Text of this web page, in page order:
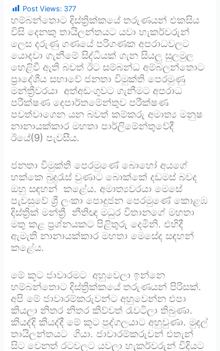
Post Views: 377
හම්බන්තොට දිස්ත්‍රික්කයේ තරුණයන් එකසිය
විසි දෙනකු තායිලන්තයට යවා හැකර්වරුන්
ලෙස දරුණු ගණයේ පරිගණක අපරාධවලට
යොදවා ගැනීමේ සිද්ධියක් ගැන සියලු සුලමුල
හෙළිවී ඇති බවත් ඊට සම්බන්ධ අම්බලන්තොට
ප්‍රාදේශීය සභාවේ ජනතා විමුක්ති පෙරමුණු
මන්ත්‍රීවරයා අත්අඩංගුවට ගැනීමට අපරාධ
පරීක්ෂණ දෙපාර්තමේන්තුව පරීක්ෂණ
පවත්වාගෙන යන බවත් කම්කරු අමාත්‍ය මනුෂ
නානායක්කාර මහතා පාර්ලිමේන්තුවේදී
ඊයේ(9) පැවසීය.
ජනතා විමුක්ති පෙරමුණේ බොහෝ අයගේ
හක්කෙ බුදුරැස් වුණාට බොක්කේ දඩමස් බවද
ඔහු සඳහන් කළේය. අමාත්‍යවරයා මෙසේ
පැවසුවේ ශ්‍රී ලංකා පොදුජන පෙරමුණේ කොළඹ
දිස්ත්‍රික් මන්ත්‍රී නීතිඥ මධුර විතානගේ මහතා
මතු කළ ප්‍රශ්නයකට පිළිතුරු දෙමිනි. එහිදී
ඇමැති නානායක්කාර මහතා මෙසේද සඳහන්
කළේය.
මේ කූට ජාවාරමට අහුවෙලා ඉන්නෙ
හම්බන්තොට දිස්ත්‍රික්කයේ තරුණයන් පිරිසක්.
අපි මේ ජාවාරම්කරුවන්ට අහුවෙන්න එපා
කියලා නිතර නිතර කිව්වත් රැවටිලා තිබුණා.
කියද්දි කියද්දී මේ කූට පුද්ගලයාට අහුවුණා. මුදල්
තායිලන්තයට ගියා. ජාවාරම්කරුවන් එතැන්
සිට වෙනත් රටවලට යවලා හැකර්වරුන් විදියට